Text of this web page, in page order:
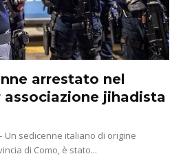
arrestato nel
associazione jihadista
Un sedicenne italiano di origine
di Como, è stato...